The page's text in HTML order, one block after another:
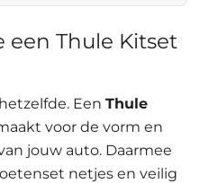
een Thule Kitset
EenThule
voor de vorm en
jouw auto. Daarmee
netjes en veilig